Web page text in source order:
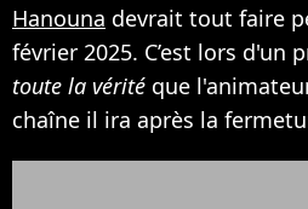
Hanouna devrait tout faire
février 2025. C’est lors d'un
toute la vérité que
chaîne il ira après la